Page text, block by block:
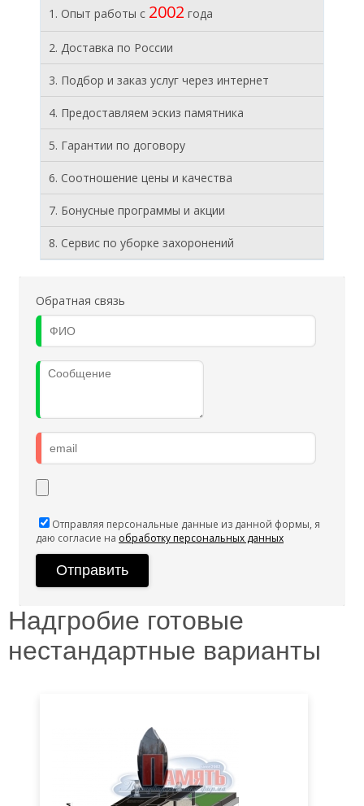
1. Опыт работы с 2002 года
2. Доставка по России
3. Подбор и заказ услуг через интернет
4. Предоставляем эскиз памятника
5. Гарантии по договору
6. Соотношение цены и качества
7. Бонусные программы и акции
8. Cервис по уборке захоронений
Обратная связь
Отправляя персональные данные из данной формы, я
даю согласие на обработку персональных данных
Надгробие готовые
нестандартные варианты